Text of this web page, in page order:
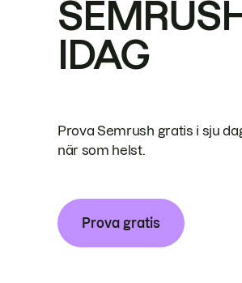
IDAG
Prova Semrush gratis i sju
när som helst.
Prova gratis